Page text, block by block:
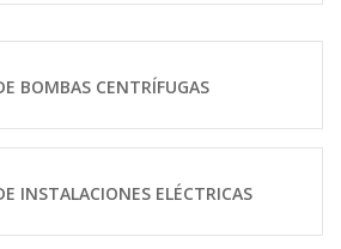
BOMBAS CENTRÍFUGAS
INSTALACIONES ELÉCTRICAS